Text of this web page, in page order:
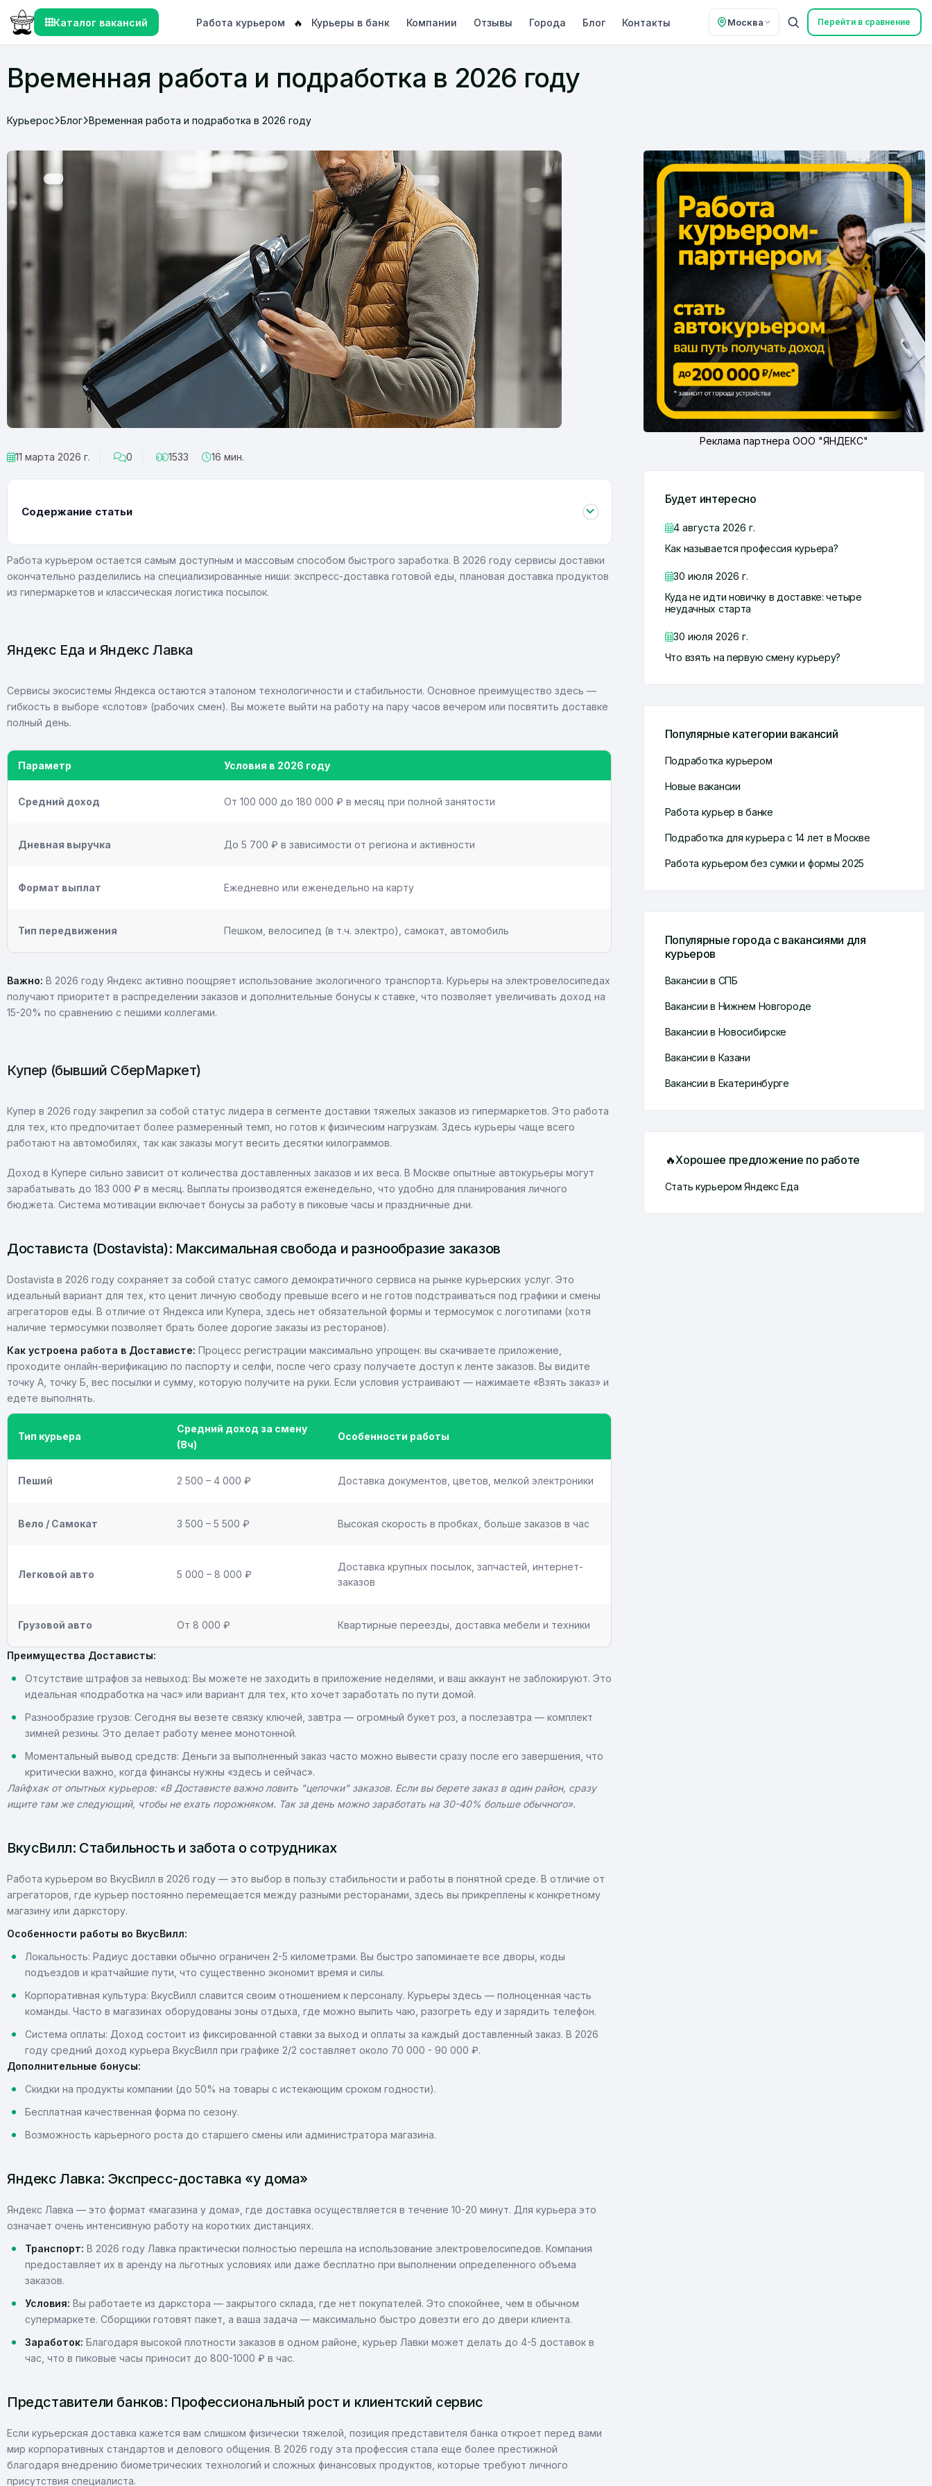
Каталог вакансий Работа курьером 🔥 Курьеры в банк Компании Отзывы Города Блог Контакты Москва Перейти в сравнение
Временная работа и подработка в 2026 году
Курьерос Блог Временная работа и подработка в 2026 году
11 марта 2026 г. 0 1533 16 мин.
Содержание статьи
Работа курьером остается самым доступным и массовым способом быстрого заработка. В 2026 году сервисы доставки
окончательно разделились на специализированные ниши: экспресс-доставка готовой еды, плановая доставка продуктов
из гипермаркетов и классическая логистика посылок.
Яндекс Еда и Яндекс Лавка
Сервисы экосистемы Яндекса остаются эталоном технологичности и стабильности. Основное преимущество здесь —
гибкость в выборе «слотов» (рабочих смен). Вы можете выйти на работу на пару часов вечером или посвятить доставке
полный день.
Параметр Условия в 2026 году
Средний доход От 100 000 до 180 000 ₽ в месяц при полной занятости
Дневная выручка До 5 700 ₽ в зависимости от региона и активности
Формат выплат Ежедневно или еженедельно на карту
Тип передвижения Пешком, велосипед (в т.ч. электро), самокат, автомобиль
Важно: В 2026 году Яндекс активно поощряет использование экологичного транспорта. Курьеры на электровелосипедах
получают приоритет в распределении заказов и дополнительные бонусы к ставке, что позволяет увеличивать доход на
15-20% по сравнению с пешими коллегами.
Купер (бывший СберМаркет)
Купер в 2026 году закрепил за собой статус лидера в сегменте доставки тяжелых заказов из гипермаркетов. Это работа
для тех, кто предпочитает более размеренный темп, но готов к физическим нагрузкам. Здесь курьеры чаще всего
работают на автомобилях, так как заказы могут весить десятки килограммов.
Доход в Купере сильно зависит от количества доставленных заказов и их веса. В Москве опытные автокурьеры могут
зарабатывать до 183 000 ₽ в месяц. Выплаты производятся еженедельно, что удобно для планирования личного
бюджета. Система мотивации включает бонусы за работу в пиковые часы и праздничные дни.
Достависта (Dostavista): Максимальная свобода и разнообразие заказов
Dostavista в 2026 году сохраняет за собой статус самого демократичного сервиса на рынке курьерских услуг. Это
идеальный вариант для тех, кто ценит личную свободу превыше всего и не готов подстраиваться под графики и смены
агрегаторов еды. В отличие от Яндекса или Купера, здесь нет обязательной формы и термосумок с логотипами (хотя
наличие термосумки позволяет брать более дорогие заказы из ресторанов).
Как устроена работа в Достависте: Процесс регистрации максимально упрощен: вы скачиваете приложение,
проходите онлайн-верификацию по паспорту и селфи, после чего сразу получаете доступ к ленте заказов. Вы видите
точку А, точку Б, вес посылки и сумму, которую получите на руки. Если условия устраивают — нажимаете «Взять заказ» и
едете выполнять.
Тип курьера
Средний доход за смену
(8ч)
Особенности работы
Пеший 2 500 – 4 000 ₽ Доставка документов, цветов, мелкой электроники
Вело / Самокат 3 500 – 5 500 ₽ Высокая скорость в пробках, больше заказов в час
Легковой авто 5 000 – 8 000 ₽
Доставка крупных посылок, запчастей, интернет-
заказов
Грузовой авто От 8 000 ₽ Квартирные переезды, доставка мебели и техники
Преимущества Достависты:
Отсутствие штрафов за невыход: Вы можете не заходить в приложение неделями, и ваш аккаунт не заблокируют. Это
идеальная «подработка на час» или вариант для тех, кто хочет заработать по пути домой.
Разнообразие грузов: Сегодня вы везете связку ключей, завтра — огромный букет роз, а послезавтра — комплект
зимней резины. Это делает работу менее монотонной.
Моментальный вывод средств: Деньги за выполненный заказ часто можно вывести сразу после его завершения, что
критически важно, когда финансы нужны «здесь и сейчас».
Лайфхак от опытных курьеров: «В Достависте важно ловить "цепочки" заказов. Если вы берете заказ в один район, сразу
ищите там же следующий, чтобы не ехать порожняком. Так за день можно заработать на 30-40% больше обычного».
ВкусВилл: Стабильность и забота о сотрудниках
Работа курьером во ВкусВилл в 2026 году — это выбор в пользу стабильности и работы в понятной среде. В отличие от
агрегаторов, где курьер постоянно перемещается между разными ресторанами, здесь вы прикреплены к конкретному
магазину или даркстору.
Особенности работы во ВкусВилл:
Локальность: Радиус доставки обычно ограничен 2-5 километрами. Вы быстро запоминаете все дворы, коды
подъездов и кратчайшие пути, что существенно экономит время и силы.
Корпоративная культура: ВкусВилл славится своим отношением к персоналу. Курьеры здесь — полноценная часть
команды. Часто в магазинах оборудованы зоны отдыха, где можно выпить чаю, разогреть еду и зарядить телефон.
Система оплаты: Доход состоит из фиксированной ставки за выход и оплаты за каждый доставленный заказ. В 2026
году средний доход курьера ВкусВилл при графике 2/2 составляет около 70 000 - 90 000 ₽.
Дополнительные бонусы:
Скидки на продукты компании (до 50% на товары с истекающим сроком годности).
Бесплатная качественная форма по сезону.
Возможность карьерного роста до старшего смены или администратора магазина.
Яндекс Лавка: Экспресс-доставка «у дома»
Яндекс Лавка — это формат «магазина у дома», где доставка осуществляется в течение 10-20 минут. Для курьера это
означает очень интенсивную работу на коротких дистанциях.
Транспорт: В 2026 году Лавка практически полностью перешла на использование электровелосипедов. Компания
предоставляет их в аренду на льготных условиях или даже бесплатно при выполнении определенного объема
заказов.
Условия: Вы работаете из даркстора — закрытого склада, где нет покупателей. Это спокойнее, чем в обычном
супермаркете. Сборщики готовят пакет, а ваша задача — максимально быстро довезти его до двери клиента.
Заработок: Благодаря высокой плотности заказов в одном районе, курьер Лавки может делать до 4-5 доставок в
час, что в пиковые часы приносит до 800-1000 ₽ в час.
Представители банков: Профессиональный рост и клиентский сервис
Если курьерская доставка кажется вам слишком физически тяжелой, позиция представителя банка откроет перед вами
мир корпоративных стандартов и делового общения. В 2026 году эта профессия стала еще более престижной
благодаря внедрению биометрических технологий и сложных финансовых продуктов, которые требуют личного
присутствия специалиста.
Реклама партнера ООО "ЯНДЕКС"
Будет интересно
4 августа 2026 г.
Как называется профессия курьера?
30 июля 2026 г.
Куда не идти новичку в доставке: четыре
неудачных старта
30 июля 2026 г.
Что взять на первую смену курьеру?
Популярные категории вакансий
Подработка курьером
Новые вакансии
Работа курьер в банке
Подработка для курьера с 14 лет в Москве
Работа курьером без сумки и формы 2025
Популярные города с вакансиями для
курьеров
Вакансии в СПБ
Вакансии в Нижнем Новгороде
Вакансии в Новосибирске
Вакансии в Казани
Вакансии в Екатеринбурге
🔥Хорошее предложение по работе
Стать курьером Яндекс Еда